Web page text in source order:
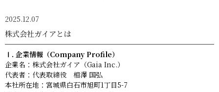
ア -
GAIA
Corporation
-
2025.12.07
株式会社ガイアとは
Ⅰ. 企業情報（Company Profile）
企業名：株式会社ガイア（Gaia Inc.）
代表者：代表取締役 相澤 国弘
本社所在地：宮城県白石市旭町1丁目5-7